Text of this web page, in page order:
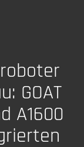
GOAT
A1600